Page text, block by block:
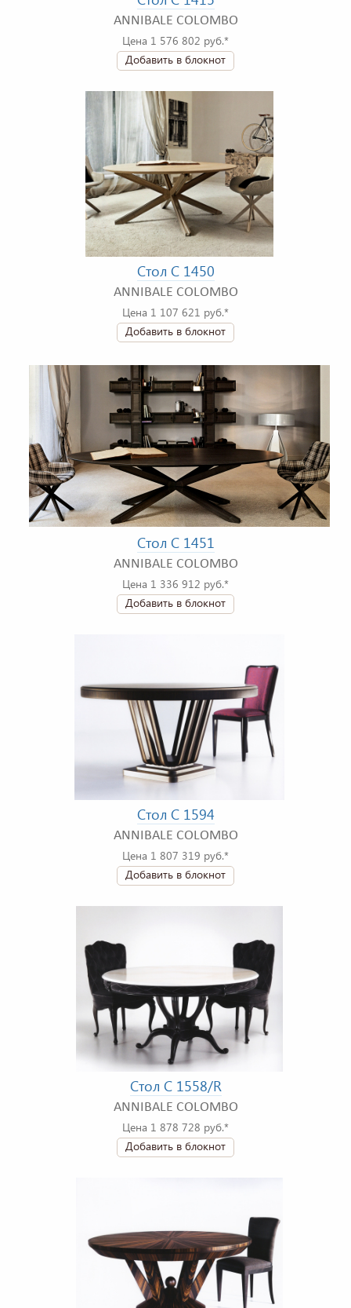
ANNIBALE COLOMBO
Цена 1 576 802 руб.*
Добавить в блокнот
Стол C 1450
ANNIBALE COLOMBO
Цена 1 107 621 руб.*
Добавить в блокнот
Стол C 1451
ANNIBALE COLOMBO
Цена 1 336 912 руб.*
Добавить в блокнот
Стол C 1594
ANNIBALE COLOMBO
Цена 1 807 319 руб.*
Добавить в блокнот
Стол C 1558/R
ANNIBALE COLOMBO
Цена 1 878 728 руб.*
Добавить в блокнот